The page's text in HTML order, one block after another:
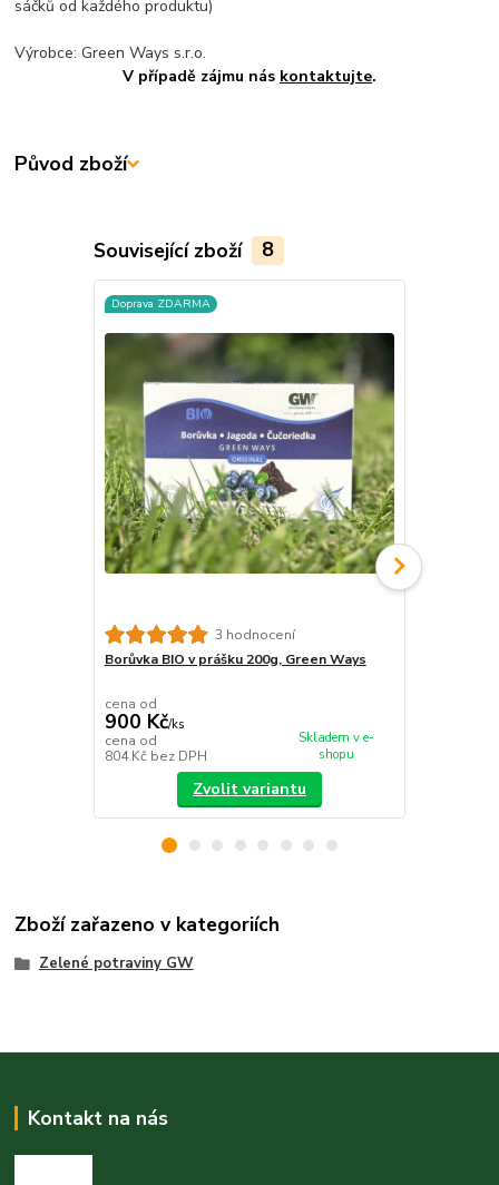
sáčků od každého produktu)
Výrobce: Green Ways s.r.o.
V případě zájmu nás kontaktujte.
Původ zboží
Související zboží 8
Doprava ZDARMA
3 hodnocení
Borůvka BIO v prášku 200g, Green Ways
cena od
900 Kč/ks
cena od
804 Kč bez DPH
Skladem v e-
shopu
Zvolit variantu
Zboží zařazeno v kategoriích
Zelené potraviny GW
Kontakt na nás